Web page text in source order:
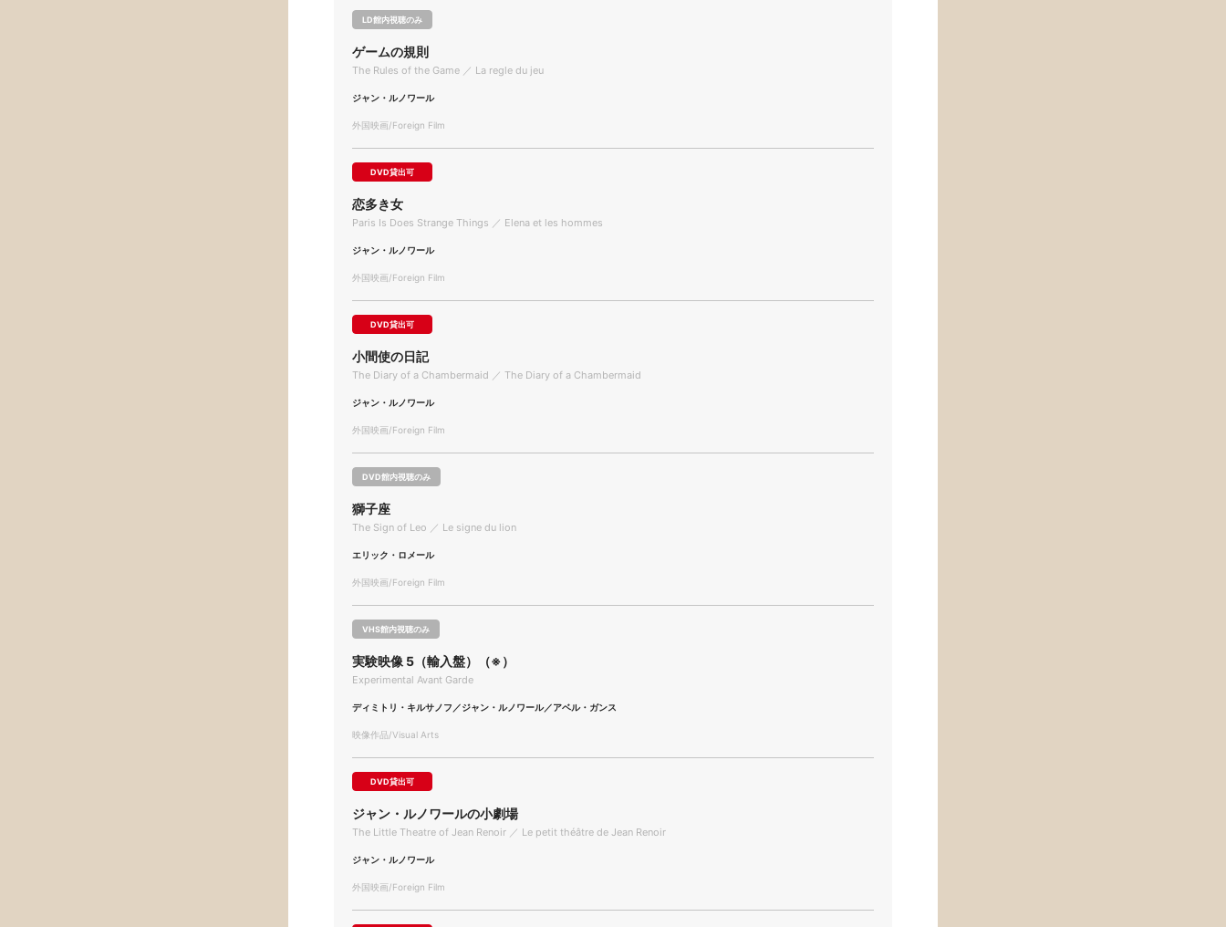
LD館内視聴のみ
ゲームの規則
The Rules of the Game ／ La regle du jeu
ジャン・ルノワール
外国映画/Foreign Film
DVD貸出可
恋多き女
Paris Is Does Strange Things ／ Elena et les hommes
ジャン・ルノワール
外国映画/Foreign Film
DVD貸出可
小間使の日記
The Diary of a Chambermaid ／ The Diary of a Chambermaid
ジャン・ルノワール
外国映画/Foreign Film
DVD館内視聴のみ
獅子座
The Sign of Leo ／ Le signe du lion
エリック・ロメール
外国映画/Foreign Film
VHS館内視聴のみ
実験映像 5（輸入盤）（※）
Experimental Avant Garde
ディミトリ・キルサノフ／ジャン・ルノワール／アベル・ガンス
映像作品/Visual Arts
DVD貸出可
ジャン・ルノワールの小劇場
The Little Theatre of Jean Renoir ／ Le petit théâtre de Jean Renoir
ジャン・ルノワール
外国映画/Foreign Film